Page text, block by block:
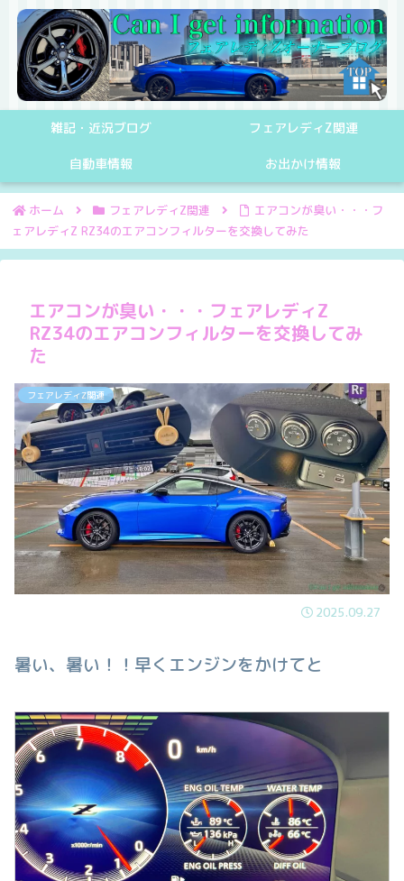
雑記・近況ブログ フェアレディZ関連
自動車情報 お出かけ情報
ホーム フェアレディZ関連
エアコンが臭い・・・フ
ェアレディZ RZ34のエアコンフィルターを交換してみた
エアコンが臭い・・・フェアレディZ
RZ34のエアコンフィルターを交換してみ
た
フェアレディZ関連
2025.09.27
暑い、暑い！！早くエンジンをかけてと